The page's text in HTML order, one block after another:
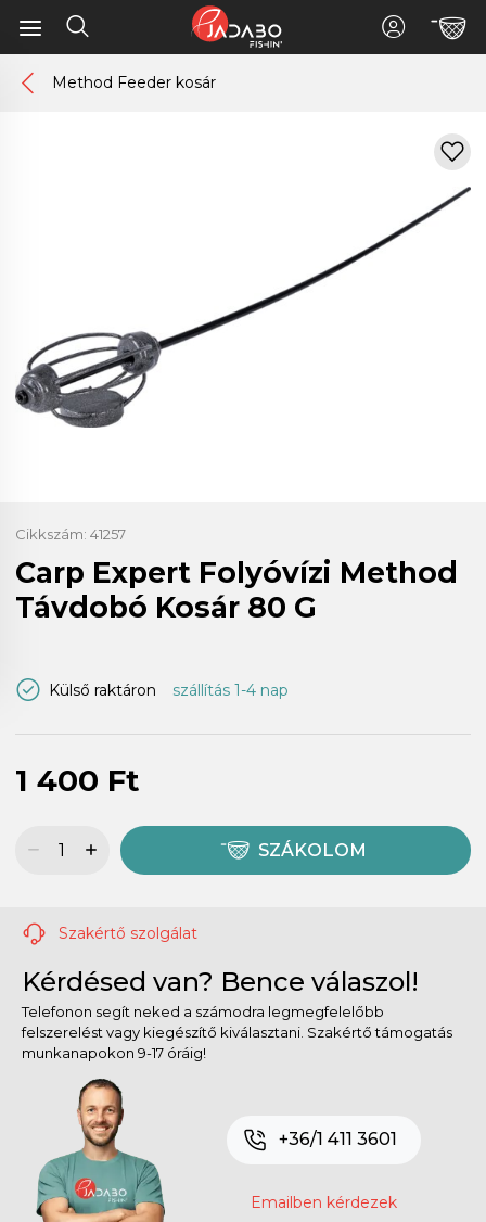
Method Feeder kosár
Cikkszám: 41257
Carp Expert Folyóvízi Method
Távdobó Kosár 80 G
Külső raktáron szállítás 1-4 nap
1 400 Ft
SZÁKOLOM
Szakértő szolgálat
Kérdésed van? Bence válaszol!
Telefonon segít neked a számodra legmegfelelőbb
felszerelést vagy kiegészítő kiválasztani. Szakértő támogatás
munkanapokon 9-17 óráig!
+36/1 411 3601
Emailben kérdezek